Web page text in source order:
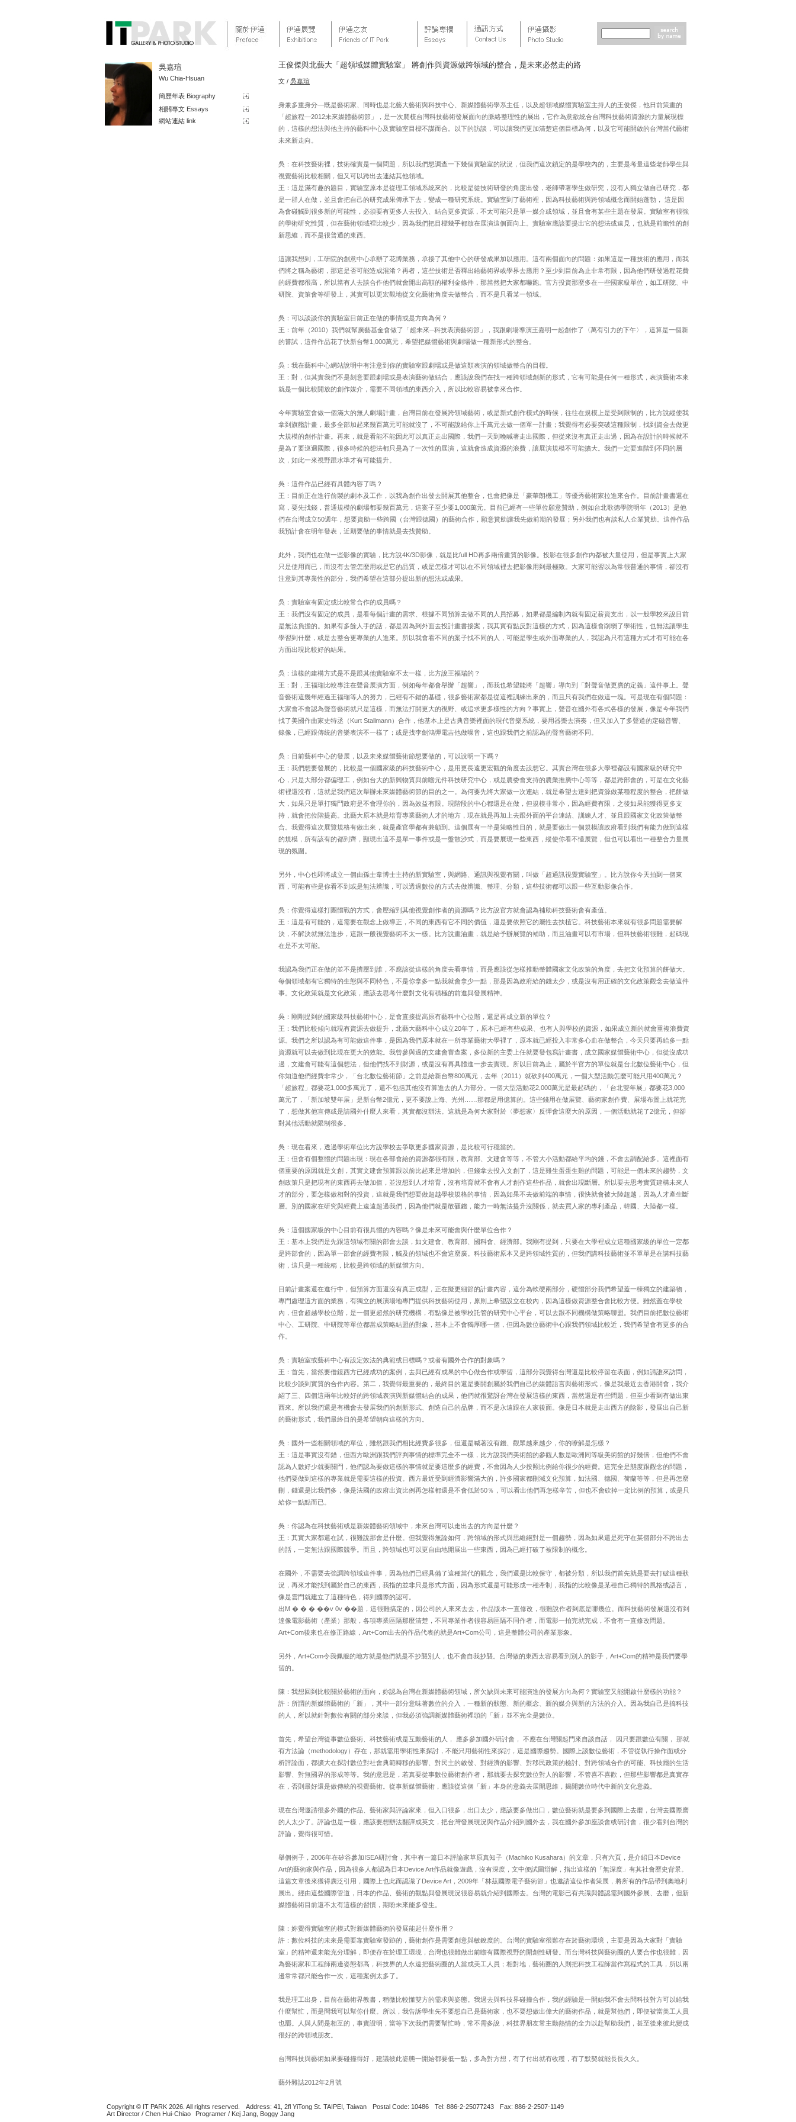
吳嘉瑄
Wu Chia-Hsuan
簡歷年表 Biography
相關專文 Essays
網站連結 link
王俊傑與北藝大「超領域媒體實驗室」 將創作與資源做跨領域的整合，是未來必然走的路
文 / 吳嘉瑄
身兼多重身分—既是藝術家、同時也是北藝大藝術與科技中心、新媒體藝術學系主任，以及超領域媒體實驗室主持人的王俊傑，他日前策畫的
「超旅程—2012未來媒體藝術節」，是一次爬梳台灣科技藝術發展面向的脈絡整理性的展出，它作為意欲統合台灣科技藝術資源的力量展現標
的，這樣的想法與他主持的藝科中心及實驗室目標不謀而合。以下的訪談，可以讓我們更加清楚這個目標為何，以及它可能開啟的台灣當代藝術
未來新走向。
吳：在科技藝術裡，技術確實是一個問題，所以我們想調查一下幾個實驗室的狀況，但我們這次鎖定的是學校內的，主要是考量這些老師學生與
視覺藝術比較相關，但又可以跨出去連結其他領域。
王：這是滿有趣的題目，實驗室原本是從理工領域系統來的，比較是從技術研發的角度出發，老師帶著學生做研究，沒有人獨立做自己研究，都
是一群人在做，並且會把自己的研究成果傳承下去，變成一種研究系統。實驗室到了藝術裡，因為科技藝術與跨領域概念而開始蓬勃， 這是因
為會碰觸到很多新的可能性，必須要有更多人去投入、結合更多資源，不太可能只是單一媒介或領域，並且會有某些主題在發展。實驗室有很強
的學術研究性質，但在藝術領域裡比較少，因為我們把目標幾乎都放在展演這個面向上。實驗室應該要提出它的想法或遠見，也就是前瞻性的創
新思維，而不是很普通的東西。
這讓我想到，工研院的創意中心承辦了花博業務，承接了其他中心的研發成果加以應用。這有兩個面向的問題：如果這是一種技術的應用，而我
們將之稱為藝術，那這是否可能造成混淆？再者，這些技術是否釋出給藝術界或學界去應用？至少到目前為止非常有限，因為他們研發過程花費
的經費都很高，所以當有人去談合作他們就會開出高額的權利金條件，那當然把大家都嚇跑。官方投資那麼多在一些國家級單位，如工研院、中
研院、資策會等研發上，其實可以更宏觀地從文化藝術角度去做整合，而不是只看某一領域。
吳：可以談談你的實驗室目前正在做的事情或是方向為何？
王：前年（2010）我們就幫廣藝基金會做了「超未來─科技表演藝術節」，我跟劇場導演王嘉明一起創作了〈萬有引力的下午〉，這算是一個新
的嘗試，這件作品花了快新台幣1,000萬元，希望把媒體藝術與劇場做一種新形式的整合。
吳：我在藝科中心網站說明中有注意到你的實驗室跟劇場或是做這類表演的領域做整合的目標。
王：對，但其實我們不是刻意要跟劇場或是表演藝術做結合，應該說我們在找一種跨領域創新的形式，它有可能是任何一種形式，表演藝術本來
就是一個比較開放的創作媒介，需要不同領域的東西介入，所以比較容易被拿來合作。
今年實驗室會做一個滿大的無人劇場計畫，台灣目前在發展跨領域藝術，或是新式創作模式的時候，往往在規模上是受到限制的，比方說縱使我
拿到旗艦計畫，最多全部加起來幾百萬元可能就沒了，不可能說給你上千萬元去做一個單一計畫；我覺得有必要突破這種限制，找到資金去做更
大規模的創作計畫。再來，就是看能不能因此可以真正走出國際，我們一天到晚喊著走出國際，但從來沒有真正走出過，因為在設計的時候就不
是為了要巡迴國際，很多時候的想法都只是為了一次性的展演，這就會造成資源的浪費，讓展演規模不可能擴大。我們一定要進階到不同的層
次，如此一來視野跟水準才有可能提升。
吳：這件作品已經有具體內容了嗎？
王：目前正在進行前製的劇本及工作，以我為創作出發去開展其他整合，也會把像是「豪華朗機工」等優秀藝術家拉進來合作。目前計畫書還在
寫，要先找錢，普通規模的劇場都要幾百萬元，這案子至少要1,000萬元。目前已經有一些單位願意贊助，例如台北歌德學院明年（2013）是他
們在台灣成立50週年，想要資助一些跨國（台灣跟德國）的藝術合作，願意贊助讓我先做前期的發展；另外我們也有談私人企業贊助。這件作品
我預計會在明年發表，近期要做的事情就是去找贊助。
此外，我們也在做一些影像的實驗，比方說4K/3D影像，就是比full HD再多兩倍畫質的影像。投影在很多創作內都被大量使用，但是事實上大家
只是使用而已，而沒有去管怎麼用或是它的品質，或是怎樣才可以在不同領域裡去把影像用到最極致。大家可能習以為常很普通的事情，卻沒有
注意到其專業性的部分，我們希望在這部分提出新的想法或成果。
吳：實驗室有固定或比較常合作的成員嗎？
王：我們沒有固定的成員，是看每個計畫的需求、根據不同預算去做不同的人員招募，如果都是編制內就有固定薪資支出，以一般學校來說目前
是無法負擔的。如果有多餘人手的話，都是因為到外面去投計畫書接案，我其實有點反對這樣的方式，因為這樣會削弱了學術性，也無法讓學生
學習到什麼，或是去整合更專業的人進來。所以我會看不同的案子找不同的人，可能是學生或外面專業的人，我認為只有這種方式才有可能在各
方面出現比較好的結果。
吳：這樣的建構方式是不是跟其他實驗室不太一樣，比方說王福瑞的？
王：對，王福瑞比較專注在聲音展演方面，例如每年都會舉辦「超響」，而我也希望能將「超響」導向到「對聲音做更廣的定義」這件事上。聲
音藝術這幾年經過王福瑞等人的努力，已經有不錯的基礎，很多藝術家都是從這裡訓練出來的，而且只有我們在做這一塊。可是現在有個問題：
大家會不會認為聲音藝術就只是這樣，而無法打開更大的視野、或追求更多樣性的方向？事實上，聲音在國外有各式各樣的發展，像是今年我們
找了美國作曲家史特丞（Kurt Stallmann）合作，他基本上是古典音樂裡面的現代音樂系統，要用器樂去演奏，但又加入了多聲道的定磁音響、
錄像，已經跟傳統的音樂表演不一樣了；或是找李劍鴻彈電吉他做噪音，這也跟我們之前認為的聲音藝術不同。
吳：目前藝科中心的發展，以及未來媒體藝術節想要做的，可以說明一下嗎？
王：我們想要發展的，比較是一個國家級的科技藝術中心，是用更長遠更宏觀的角度去設想它。其實台灣在很多大學裡都設有國家級的研究中
心，只是大部分都偏理工，例如台大的新興物質與前瞻元件科技研究中心，或是農委會支持的農業推廣中心等等，都是跨部會的，可是在文化藝
術裡還沒有，這就是我們這次舉辦未來媒體藝術節的目的之一。為何要先將大家做一次連結，就是希望去達到把資源做某種程度的整合，把餅做
大，如果只是單打獨鬥政府是不會理你的，因為效益有限。現階段的中心都還是在做，但規模非常小，因為經費有限，之後如果能獲得更多支
持，就會把位階提高。北藝大原本就是培育專業藝術人才的地方，現在就是再加上去跟外面的平台連結、訓練人才、並且跟國家文化政策做整
合。我覺得這次展覽規格有做出來，就是產官學都有兼顧到。這個展有一半是策略性目的，就是要做出一個規模讓政府看到我們有能力做到這樣
的規模，所有該有的都到齊，顯現出這不是單一事件或是一盤散沙式，而是要展現一些東西，縱使你看不懂展覽，但也可以看出一種整合力量展
現的氛圍。
另外，中心也即將成立一個由孫士韋博士主持的新實驗室，與網路、通訊與視覺有關，叫做「超通訊視覺實驗室」。比方說你今天拍到一個東
西，可能有些是你看不到或是無法辨識，可以透過數位的方式去做辨識、整理、分類，這些技術都可以跟一些互動影像合作。
吳：你覺得這樣打團體戰的方式，會壓縮到其他視覺創作者的資源嗎？比方說官方就會認為補助科技藝術會有產值。
王：這是有可能的，這需要在觀念上做導正，不同的東西有它不同的價值，還是要依照它的屬性去扶植它。科技藝術本來就有很多問題需要解
決，不解決就無法進步，這跟一般視覺藝術不太一樣。比方說畫油畫，就是給予辦展覽的補助，而且油畫可以有市場，但科技藝術很難，起碼現
在是不太可能。
我認為我們正在做的並不是擠壓到誰，不應該從這樣的角度去看事情，而是應該從怎樣推動整體國家文化政策的角度，去把文化預算的餅做大。
每個領域都有它獨特的生態與不同特色，不是你拿多一點我就會拿少一點，那是因為政府給的錢太少，或是沒有用正確的文化政策觀念去做這件
事。文化政策就是文化政策，應該去思考什麼對文化有積極的前進與發展精神。
吳：剛剛提到的國家級科技藝術中心，是會直接提高原有藝科中心位階，還是再成立新的單位？
王：我們比較傾向就現有資源去做提升，北藝大藝科中心成立20年了，原本已經有些成果、也有人與學校的資源，如果成立新的就會重複浪費資
源。我們之所以認為有可能做這件事，是因為我們原本就在一所專業藝術大學裡了，原本就已經投入非常多心血在做整合，今天只要再給多一點
資源就可以去做到比現在更大的效能。我曾參與過的文建會審查案，多位新的主委上任就要發包寫計畫書，成立國家媒體藝術中心，但從沒成功
過，文建會可能有這個想法，但他們找不到財源，或是沒有再具體進一步去實現。所以目前為止，屬於半官方的單位就是台北數位藝術中心，但
你知道他們經費非常少，「台北數位藝術節」之前是給新台幣800萬元，去年（2011）就砍到400萬元，一個大型活動怎麼可能只用400萬元？
「超旅程」都要花1,000多萬元了，還不包括其他沒有算進去的人力部分。一個大型活動花2,000萬元是最起碼的，「台北雙年展」都要花3,000
萬元了，「新加坡雙年展」是新台幣2億元，更不要說上海、光州……那都是用億算的。這些錢用在做展覽、藝術家創作費、展場布置上就花完
了，想做其他宣傳或是請國外什麼人來看，其實都沒辦法。這就是為何大家對於〈夢想家〉反彈會這麼大的原因，一個活動就花了2億元，但卻
對其他活動就限制很多。
吳：現在看來，透過學術單位比方說學校去爭取更多國家資源，是比較可行穩當的。
王：但會有個整體的問題出現：現在各部會給的資源都很有限，教育部、文建會等等，不管大小活動都給平均的錢，不會去調配給多。這裡面有
個重要的原因就是文創，其實文建會預算跟以前比起來是增加的，但錢拿去投入文創了，這是雞生蛋蛋生雞的問題，可能是一個未來的趨勢，文
創政策只是把現有的東西再去做加值，並沒想到人才培育，沒有培育就不會有人才創作這些作品，就會出現斷層。所以要去思考實質建構未來人
才的部分，要怎樣做相對的投資，這就是我們想要做超越學校規格的事情，因為如果不去做前端的事情，很快就會被大陸超越，因為人才產生斷
層。別的國家在研究與經費上遠遠超過我們，因為他們就是敢砸錢，能力一時無法提升沒關係，就去買人家的專利產品，韓國、大陸都一樣。
吳：這個國家級的中心目前有很具體的內容嗎？像是未來可能會與什麼單位合作？
王：基本上我們是先跟這領域有關的部會去談，如文建會、教育部、國科會、經濟部。我剛有提到，只要在大學裡成立這種國家級的單位一定都
是跨部會的，因為單一部會的經費有限，觸及的領域也不會這麼廣。科技藝術原本又是跨領域性質的，但我們講科技藝術並不單單是在講科技藝
術，這只是一種統稱，比較是跨領域的新媒體方向。
目前計畫案還在進行中，但預算方面還沒有真正成型，正在擬更細節的計畫內容，這分為軟硬兩部分，硬體部分我們希望蓋一棟獨立的建築物，
專門處理這方面的業務，有獨立的展演場地專門提供科技藝術使用，原則上希望設立在校內，因為這樣做資源整合會比較方便。雖然蓋在學校
內，但會超越學校位階，是一個更超然的研究機構，有點像是被學校託管的研究中心平台，可以去跟不同機構做策略聯盟。我們目前把數位藝術
中心、工研院、中研院等單位都當成策略結盟的對象，基本上不會獨厚哪一個，但因為數位藝術中心跟我們領域比較近，我們希望會有更多的合
作。
吳：實驗室或藝科中心有設定效法的典範或目標嗎？或者有國外合作的對象嗎？
王：首先，當然要借鏡西方已經成功的案例，去與已經有成果的中心做合作或學習，這部分我覺得台灣還是比較停留在表面，例如請誰來訪問，
比較少談到實質的合作內容。第二，我覺得最重要的，最終目的還是要開創屬於我們自己的媒體語言與藝術形式，像是我最近去香港開會，我介
紹了三、四個這兩年比較好的跨領域表演與新媒體結合的成果，他們就很驚訝台灣在發展這樣的東西，當然還是有些問題，但至少看到有做出東
西來。所以我們還是有機會去發展我們的創新形式、創造自己的品牌，而不是永遠跟在人家後面。像是日本就是走出西方的陰影，發展出自己新
的藝術形式，我們最終目的是希望朝向這樣的方向。
吳：國外一些相關領域的單位，雖然跟我們相比經費多很多，但還是喊著沒有錢、觀眾越來越少，你的瞭解是怎樣？
王：這是事實沒有錯，但西方歐洲跟我們評判事情的標準完全不一樣，比方說我們美術館的參觀人數是歐洲同等級美術館的好幾倍，但他們不會
認為人數好少就要關門，他們認為要做這樣的事情就是要這麼多的經費，不會因為人少按照比例給你很少的經費。這完全是態度跟觀念的問題，
他們要做到這樣的專業就是需要這樣的投資。西方最近受到經濟影響滿大的，許多國家都刪減文化預算，如法國、德國、荷蘭等等，但是再怎麼
刪，錢還是比我們多，像是法國的政府出資比例再怎樣都還是不會低於50％，可以看出他們再怎樣辛苦，但也不會砍掉一定比例的預算，或是只
給你一點點而已。
吳：你認為在科技藝術或是新媒體藝術領域中，未來台灣可以走出去的方向是什麼？
王：其實大家都還在試，很難說那會是什麼。但我覺得無論如何，跨領域的形式與思維絕對是一個趨勢，因為如果還是死守在某個部分不跨出去
的話，一定無法跟國際競爭。而且，跨領域也可以更自由地開展出一些東西，因為已經打破了被限制的概念。
在國外，不需要去強調跨領域這件事，因為他們已經具備了這種當代的觀念，我們還是比較保守，都被分類，所以我們首先就是要去打破這種狀
況，再來才能找到屬於自己的東西，我指的並非只是形式方面，因為形式還是可能形成一種牽制，我指的比較像是某種自己獨特的風格或語言，
像是雲門就建立了這種特色，得到國際的認可。
出M � � � ��v 0v ��題，這很難搞定的，因公司的人來來去去，作品版本一直修改，很難說作者到底是哪幾位。而科技藝術發展還沒有到
達像電影藝術（產業）那般，各項專業區隔那麼清楚，不同專業作者很容易區隔不同作者，而電影一拍完就完成，不會有一直修改問題。
Art+Com後來也在修正路線，Art+Com出去的作品代表的就是Art+Com公司，這是整體公司的產業形象。
另外，Art+Com令我佩服的地方就是他們就是不抄襲別人，也不會自我抄襲。台灣做的東西太容易看到別人的影子，Art+Com的精神是我們要學
習的。
陳：我想回到比較關於藝術的面向，妳認為台灣在新媒體藝術領域，所欠缺與未來可能演進的發展方向為何？實驗室又能開啟什麼樣的功能？
許：所謂的新媒體藝術的「新」，其中一部分意味著數位的介入，一種新的狀態、新的概念、新的媒介與新的方法的介入。因為我自己是搞科技
的人，所以就針對數位有關的部分來談，但我必須強調新媒體藝術裡頭的「新」並不完全是數位。
首先，希望台灣從事數位藝術、科技藝術或是互動藝術的人， 應多參加國外研討會， 不應在台灣關起門來自談自話， 因只要跟數位有關， 那就
有方法論（methodology）存在，那就需用學術性來探討，不能只用藝術性來探討，這是國際趨勢。國際上談數位藝術，不管從執行操作面或分
析評論面，都擴大在探討數位對社會典範轉移的影響、對民主的啟發、對經濟的影響、對移民政策的檢討、對跨領域合作的可能、科技癮的生活
影響、對無國界的形成等等。我的意思是，若真要從事數位藝術創作者，那就要去探究數位對人的影響，不管喜不喜歡，但那些影響都是真實存
在，否則最好還是做傳統的視覺藝術。從事新媒體藝術，應該從這個「新」本身的意義去展開思維，揭開數位時代中新的文化意義。
現在台灣邀請很多外國的作品、藝術家與評論家來，但入口很多，出口太少，應該要多做出口，數位藝術就是要多到國際上去磨，台灣去國際磨
的人太少了。評論也是一樣，應該要想辦法翻譯成英文，把台灣發展現況與作品介紹到國外去，我在國外參加座談會或研討會，很少看到台灣的
評論，覺得很可惜。
舉個例子，2006年在矽谷參加ISEA研討會，其中有一篇日本評論家草原真知子（Machiko Kusahara）的文章，只有六頁，是介紹日本Device
Art的藝術家與作品，因為很多人都認為日本Device Art作品就像遊戲，沒有深度，文中便試圖辯解，指出這樣的「無深度」有其社會歷史背景。
這篇文章後來獲得廣泛引用，國際上也此而認識了Device Art，2009年「林茲國際電子藝術節」也邀請這位作者策展，將所有的作品帶到奧地利
展出。經由這些國際管道，日本的作品、藝術的觀點與發展現況很容易就介紹到國際去。台灣的電影已有共識與體認需到國外參展、去磨，但新
媒體藝術目前還不太有這樣的習慣，期盼未來能多發生。
陳：妳覺得實驗室的模式對新媒體藝術的發展能起什麼作用？
許：數位科技的未來是需要靠實驗室發跡的，藝術創作是需要創意與敏銳度的。台灣的實驗室很難存在於藝術環境，主要是因為大家對「實驗
室」的精神還未能充分理解，即便存在於理工環境，台灣也很難做出前瞻有國際視野的開創性研發。而台灣科技與藝術圈的人要合作也很難，因
為藝術家和工程師兩邊姿態都高，科技界的人永遠把藝術圈的人當成美工人員；相對地，藝術圈的人則把科技工程師當作寫程式的工具，所以兩
邊常常都只能合作一次，這種案例太多了。
我是理工出身，目前在藝術界教書，稍微比較懂雙方的需求與姿態。我過去與科技界碰撞合作，我的經驗是一開始我不會去問科技對方可以給我
什麼幫忙，而是問我可以幫你什麼。所以，我告訴學生先不要想自己是藝術家，也不要想做出偉大的藝術作品，就是幫他們，即便被當美工人員
也罷。人與人間是相互的，事實證明，當等下次我們需要幫忙時，常不需多說，科技界朋友常主動熱情的全力以赴幫助我們，甚至後來彼此變成
很好的跨領域朋友。
台灣科技與藝術如果要碰撞得好，建議彼此姿態一開始都要低一點，多為對方想，有了付出就有收穫，有了默契就能長長久久。
藝外雜誌2012年2月號
Copyright © IT PARK 2026. All rights reserved. Address: 41, 2fl YiTong St. TAIPEI, Taiwan Postal Code: 10486 Tel: 886-2-25077243
Fax: 886-2-2507-1149
Art Director / Chen Hui-Chiao
Programer / Kej Jang, Boggy Jang